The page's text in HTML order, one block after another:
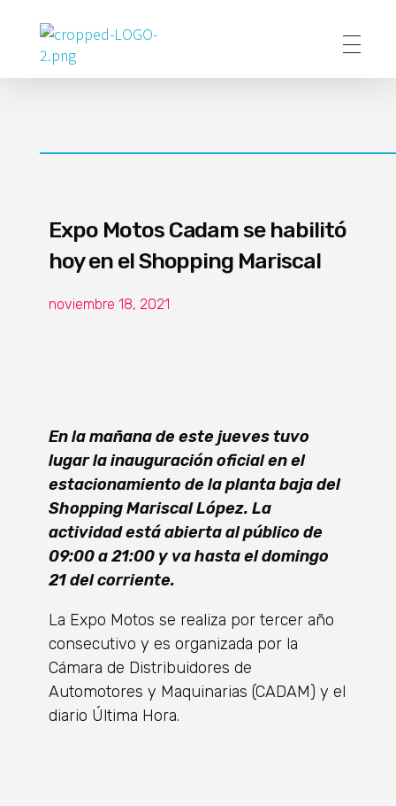
Poder Agropecuario
Expo Motos Cadam se habilitó
hoy en el Shopping Mariscal
noviembre 18, 2021
En la mañana de este jueves tuvo
lugar la inauguración oficial en el
estacionamiento de la planta baja del
Shopping Mariscal López. La
actividad está abierta al público de
09:00 a 21:00 y va hasta el domingo
21 del corriente.
La Expo Motos se realiza por tercer año
consecutivo y es organizada por la
Cámara de Distribuidores de
Automotores y Maquinarias (CADAM) y el
diario Última Hora.